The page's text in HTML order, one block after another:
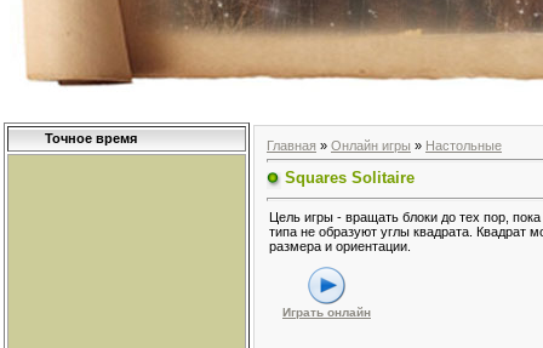
Точное время Главная » Онлайн игры » Настольные
Squares Solitaire
Цель игры - вращать блоки до тех пор,
типа не образуют углы квадрата. Квадрат
размера и ориентации.
Играть онлайн